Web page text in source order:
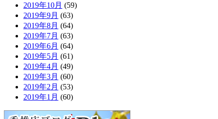
2019年10月 (59)
2019年9月 (63)
2019年8月 (64)
2019年7月 (63)
2019年6月 (64)
2019年5月 (61)
2019年4月 (49)
2019年3月 (60)
2019年2月 (53)
2019年1月 (60)